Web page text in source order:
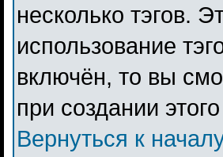
несколько тэгов.
использование
включён, то вы
при создании
Вернуться к